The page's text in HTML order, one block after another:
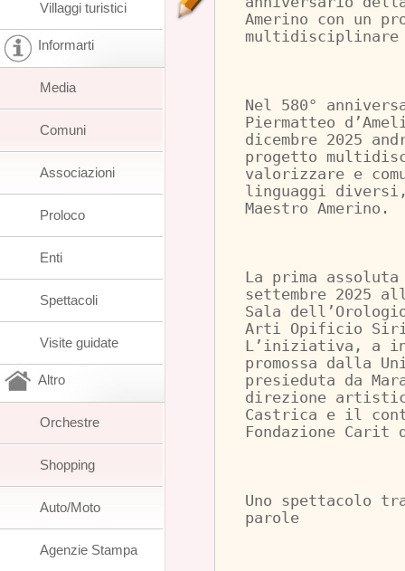
Amerino con un
multidisciplinare
Nel 580°
Piermatteo
dicembre 2025
progetto
valorizzare e
linguaggi
Maestro Amerino.
La prima
settembre 2025
Sala
Arti Opificio
L’iniziativa, a
promossa dalla
presieduta da
direzione
Castrica e il
Fondazione
Uno spettacolo
parole
Villaggi turistici
Informarti
Media
Comuni
Associazioni
Proloco
Enti
Spettacoli
Visite guidate
Altro
Orchestre
Shopping
Auto/Moto
Agenzie Stampa